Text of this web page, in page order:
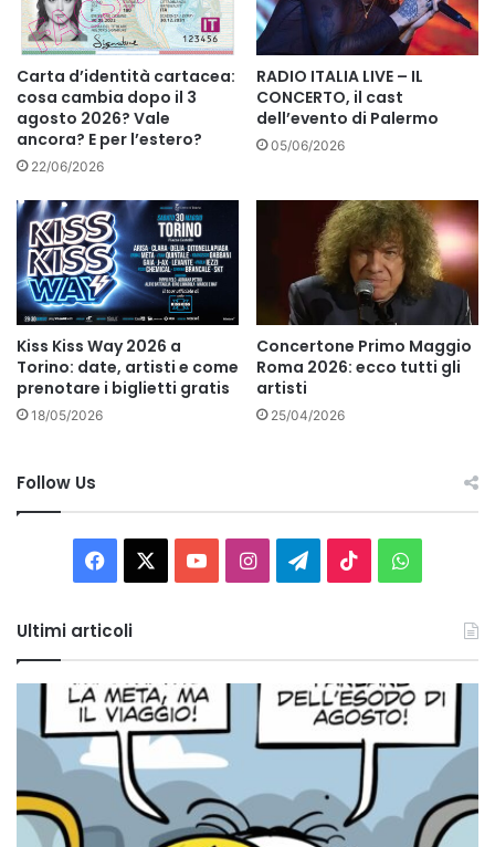
Carta d’identità cartacea:
cosa cambia dopo il 3
agosto 2026? Vale
ancora? E per l’estero?
22/06/2026
RADIO ITALIA LIVE – IL
CONCERTO, il cast
dell’evento di Palermo
05/06/2026
Kiss Kiss Way 2026 a
Torino: date, artisti e come
prenotare i biglietti gratis
18/05/2026
Concertone Primo Maggio
Roma 2026: ecco tutti gli
artisti
25/04/2026
Follow Us
Facebook You InstagramTelegram
TikTok
Ultimi articoli